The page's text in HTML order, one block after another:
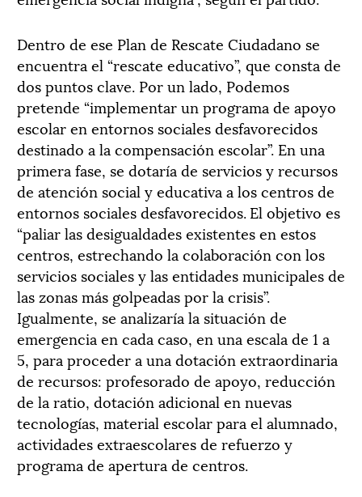
Dentro de ese Plan de Rescate Ciudadano se
encuentra el “rescate educativo”, que consta de
dos puntos clave. Por un lado, Podemos
pretende “implementar un programa de apoyo
escolar en entornos sociales desfavorecidos
destinado a la compensación escolar”. En una
primera fase, se dotaría de servicios y recursos
de atención social y educativa a los centros de
entornos sociales desfavorecidos. El objetivo es
“paliar las desigualdades existentes en estos
centros, estrechando la colaboración con los
servicios sociales y las entidades municipales de
las zonas más golpeadas por la crisis”.
Igualmente, se analizaría la situación de
emergencia en cada caso, en una escala de 1 a
5, para proceder a una dotación extraordinaria
de recursos: profesorado de apoyo, reducción
de la ratio, dotación adicional en nuevas
tecnologías, material escolar para el alumnado,
actividades extraescolares de refuerzo y
programa de apertura de centros.